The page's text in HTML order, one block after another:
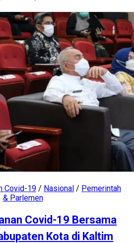
Covid-19 / Nasional / Pemerintah
& Parlemen
Covid-19 Bersama
Kota di Kaltim